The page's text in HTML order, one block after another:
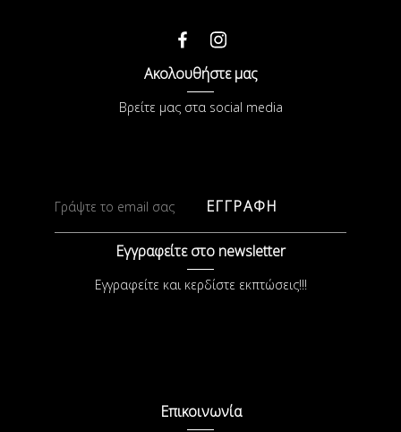
Ακολουθήστε μας
Βρείτε μας στα social media
ΕΓΓΡΑΦΗ
Εγγραφείτε στο newsletter
Εγγραφείτε και κερδίστε εκπτώσεις!!!
Επικοινωνία